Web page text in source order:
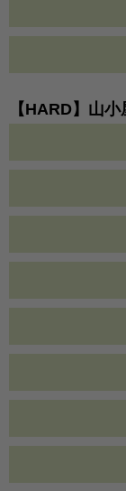
【HARD】山小